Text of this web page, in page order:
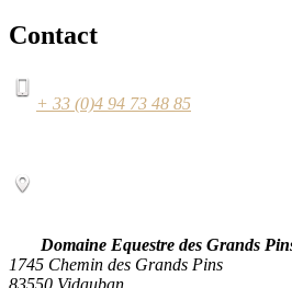
Contact
+ 33 (0)4 94 73 48 85
Domaine Equestre des Grands
1745 Chemin des Grands Pins